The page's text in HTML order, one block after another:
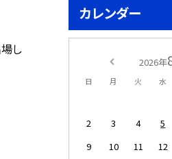
し
カレンダー
2026年
日 月 火 水
2
3 4 5
9
10 11 12